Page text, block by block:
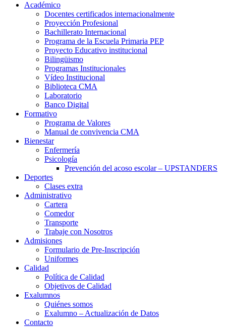
Académico
Docentes certificados internacionalmente
Proyección Profesional
Bachillerato Internacional
Programa de la Escuela Primaria PEP
Proyecto Educativo institucional
Bilingüismo
Programas Institucionales
Vídeo Institucional
Biblioteca CMA
Laboratorio
Banco Digital
Formativo
Programa de Valores
Manual de convivencia CMA
Bienestar
Enfermería
Psicología
Prevención del acoso escolar – UPSTANDERS
Deportes
Clases extra
Administrativo
Cartera
Comedor
Transporte
Trabaje con Nosotros
Admisiones
Formulario de Pre-Inscripción
Uniformes
Calidad
Política de Calidad
Objetivos de Calidad
Exalumnos
Quiénes somos
Exalumno – Actualización de Datos
Contacto